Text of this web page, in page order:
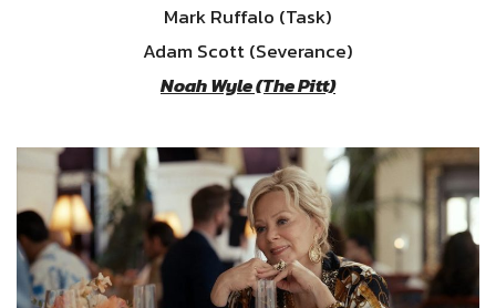
Mark Ruffalo (Task)
Adam Scott (Severance)
Noah Wyle (The Pitt)